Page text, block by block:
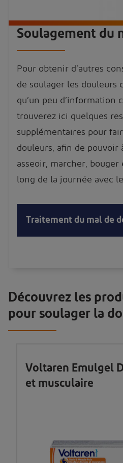
Soulagement du
Pour obtenir d’autres
de soulager les douleurs
qu’un peu d’information
trouverez ici quelques
supplémentaires pour
douleurs, afin de pouvoir
asseoir, marcher, bouger
long de la journée avec
Traitement du mal de
Découvrez les
pour soulager la
Voltaren Emulgel
et musculaire